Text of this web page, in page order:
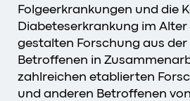
Folgeerkrankungen und die
Diabeteserkrankung im
gestalten Forschung aus der
Betroffenen in
zahlreichen etablierten
und anderen Betroffenen von